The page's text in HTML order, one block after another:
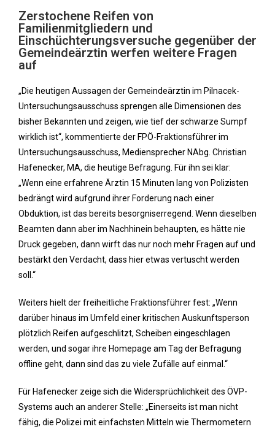
Zerstochene Reifen von
Familienmitgliedern und
Einschüchterungsversuche gegenüber der
Gemeindeärztin werfen weitere Fragen
auf
„Die heutigen Aussagen der Gemeindeärztin im Pilnacek-
Untersuchungsausschuss sprengen alle Dimensionen des
bisher Bekannten und zeigen, wie tief der schwarze Sumpf
wirklich ist“, kommentierte der FPÖ-Fraktionsführer im
Untersuchungsausschuss, Mediensprecher NAbg. Christian
Hafenecker, MA, die heutige Befragung. Für ihn sei klar:
„Wenn eine erfahrene Ärztin 15 Minuten lang von Polizisten
bedrängt wird aufgrund ihrer Forderung nach einer
Obduktion, ist das bereits besorgniserregend. Wenn dieselben
Beamten dann aber im Nachhinein behaupten, es hätte nie
Druck gegeben, dann wirft das nur noch mehr Fragen auf und
bestärkt den Verdacht, dass hier etwas vertuscht werden
soll.“
Weiters hielt der freiheitliche Fraktionsführer fest: „Wenn
darüber hinaus im Umfeld einer kritischen Auskunftsperson
plötzlich Reifen aufgeschlitzt, Scheiben eingeschlagen
werden, und sogar ihre Homepage am Tag der Befragung
offline geht, dann sind das zu viele Zufälle auf einmal.“
Für Hafenecker zeige sich die Widersprüchlichkeit des ÖVP-
Systems auch an anderer Stelle: „Einerseits ist man nicht
fähig, die Polizei mit einfachsten Mitteln wie Thermometern